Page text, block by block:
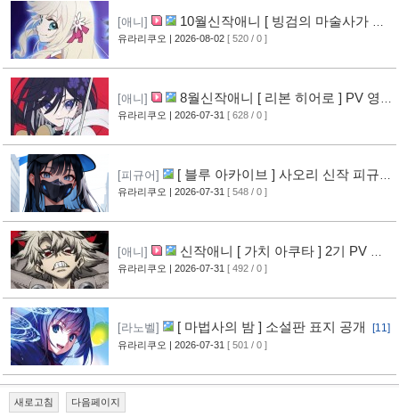
[애니]
10월신작애니 [ 빙검의 마술사가 세
계를 다스린다 ] 2기 PV 영상 공개
유라리쿠오 | 2026-08-02 [ 520 / 0 ]
[애니]
8월신작애니 [ 리본 히어로 ] PV 영
상 공개
[11]
유라리쿠오 | 2026-07-31 [ 628 / 0 ]
[피규어]
[ 블루 아카이브 ] 사오리 신작 피규어
공개 [10]
유라리쿠오 | 2026-07-31 [ 548 / 0 ]
[애니]
신작애니 [ 가치 아쿠타 ] 2기 PV 영
상 공개
[13]
유라리쿠오 | 2026-07-31 [ 492 / 0 ]
[라노벨] [ 마법사의 밤 ] 소설판 표지 공개 [11]
유라리쿠오 | 2026-07-31 [ 501 / 0 ]
새로고침 다음페이지